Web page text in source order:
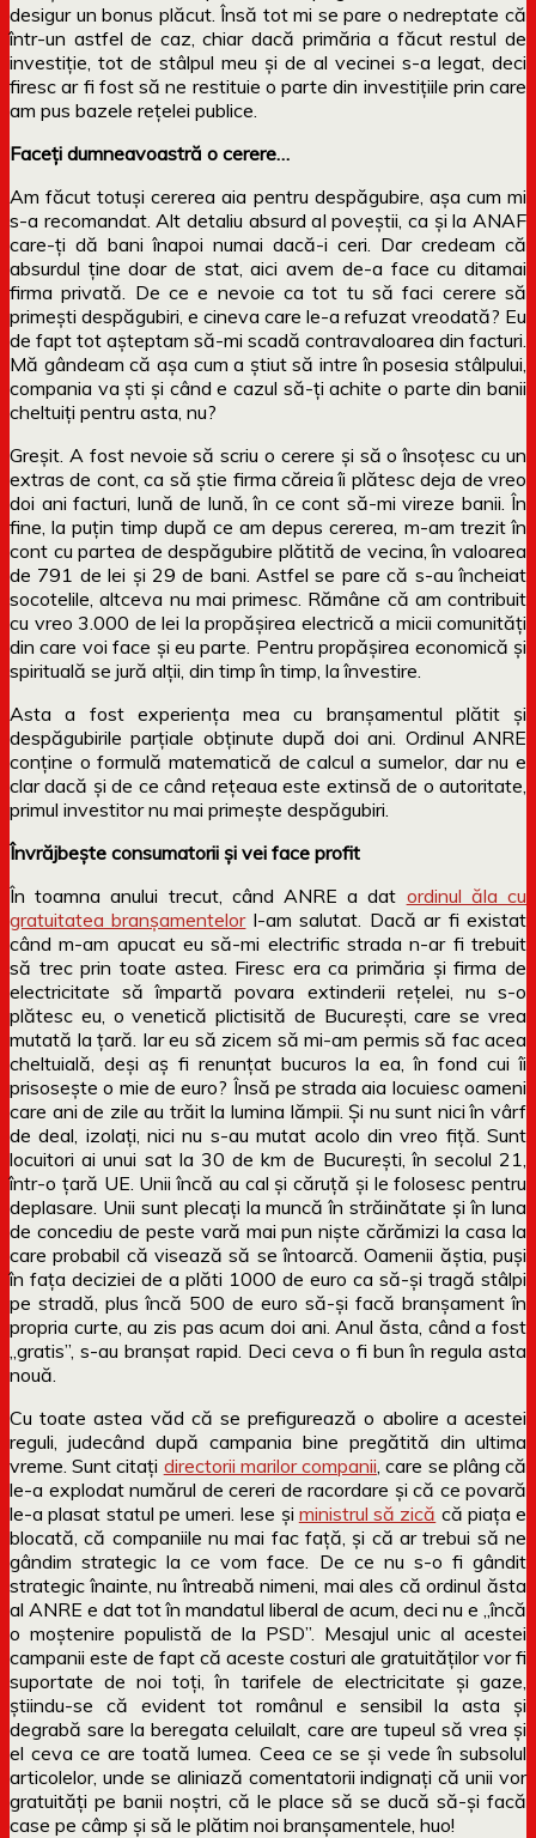
desigur un bonus plăcut. Însă tot mi se pare o nedreptate că
într-un astfel de caz, chiar dacă primăria a făcut restul de
investiție, tot de stâlpul meu și de al vecinei s-a legat, deci
firesc ar fi fost să ne restituie o parte din investițiile prin care
am pus bazele rețelei publice.
Faceți dumneavoastră o cerere…
Am făcut totuși cererea aia pentru despăgubire, așa cum mi
s-a recomandat. Alt detaliu absurd al poveștii, ca și la ANAF
care-ți dă bani înapoi numai dacă-i ceri. Dar credeam că
absurdul ține doar de stat, aici avem de-a face cu ditamai
firma privată. De ce e nevoie ca tot tu să faci cerere să
primești despăgubiri, e cineva care le-a refuzat vreodată? Eu
de fapt tot așteptam să-mi scadă contravaloarea din facturi.
Mă gândeam că așa cum a știut să intre în posesia stâlpului,
compania va ști și când e cazul să-ți achite o parte din banii
cheltuiți pentru asta, nu?
Greșit. A fost nevoie să scriu o cerere și să o însoțesc cu un
extras de cont, ca să știe firma căreia îi plătesc deja de vreo
doi ani facturi, lună de lună, în ce cont să-mi vireze banii. În
fine, la puțin timp după ce am depus cererea, m-am trezit în
cont cu partea de despăgubire plătită de vecina, în valoarea
de 791 de lei și 29 de bani. Astfel se pare că s-au încheiat
socotelile, altceva nu mai primesc. Rămâne că am contribuit
cu vreo 3.000 de lei la propășirea electrică a micii comunități
din care voi face și eu parte. Pentru propășirea economică și
spirituală se jură alții, din timp în timp, la învestire.
Asta a fost experiența mea cu branșamentul plătit și
despăgubirile parțiale obținute după doi ani. Ordinul ANRE
conține o formulă matematică de calcul a sumelor, dar nu e
clar dacă și de ce când rețeaua este extinsă de o autoritate,
primul investitor nu mai primește despăgubiri.
Învrăjbește consumatorii și vei face profit
În toamna anului trecut, când ANRE a dat ordinul ăla cu
gratuitatea branșamentelorl-am salutat. Dacă ar fi existat
când m-am apucat eu să-mi electrific strada n-ar fi trebuit
să trec prin toate astea. Firesc era ca primăria și firma de
electricitate să împartă povara extinderii rețelei, nu s-o
plătesc eu, o venetică plictisită de București, care se vrea
mutată la țară. Iar eu să zicem să mi-am permis să fac acea
cheltuială, deși aș fi renunțat bucuros la ea, în fond cui îi
prisosește o mie de euro? Însă pe strada aia locuiesc oameni
care ani de zile au trăit la lumina lămpii. Și nu sunt nici în vârf
de deal, izolați, nici nu s-au mutat acolo din vreo fiță. Sunt
locuitori ai unui sat la 30 de km de București, în secolul 21,
într-o țară UE. Unii încă au cal și căruță și le folosesc pentru
deplasare. Unii sunt plecați la muncă în străinătate și în luna
de concediu de peste vară mai pun niște cărămizi la casa la
care probabil că visează să se întoarcă. Oamenii ăștia, puși
în fața deciziei de a plăti 1000 de euro ca să-și tragă stâlpi
pe stradă, plus încă 500 de euro să-și facă branșament în
propria curte, au zis pas acum doi ani. Anul ăsta, când a fost
„gratis”, s-au branșat rapid. Deci ceva o fi bun în regula asta
nouă.
Cu toate astea văd că se prefigurează o abolire a acestei
reguli, judecând după campania bine pregătită din ultima
vreme. Sunt citați directorii marilor companii , care se plâng că
le-a explodat numărul de cereri de racordare și că ce povară
le-a plasat statul pe umeri. Iese și ministrul să zică că piața e
blocată, că companiile nu mai fac față, și că ar trebui să ne
gândim strategic la ce vom face. De ce nu s-o fi gândit
strategic înainte, nu întreabă nimeni, mai ales că ordinul ăsta
al ANRE e dat tot în mandatul liberal de acum, deci nu e „încă
o moștenire populistă de la PSD”. Mesajul unic al acestei
campanii este de fapt că aceste costuri ale gratuităților vor fi
suportate de noi toți, în tarifele de electricitate și gaze,
știindu-se că evident tot românul e sensibil la asta și
degrabă sare la beregata celuilalt, care are tupeul să vrea și
el ceva ce are toată lumea. Ceea ce se și vede în subsolul
articolelor, unde se aliniază comentatorii indignați că unii vor
gratuități pe banii noștri, că le place să se ducă să-și facă
case pe câmp și să le plătim noi branșamentele, huo!